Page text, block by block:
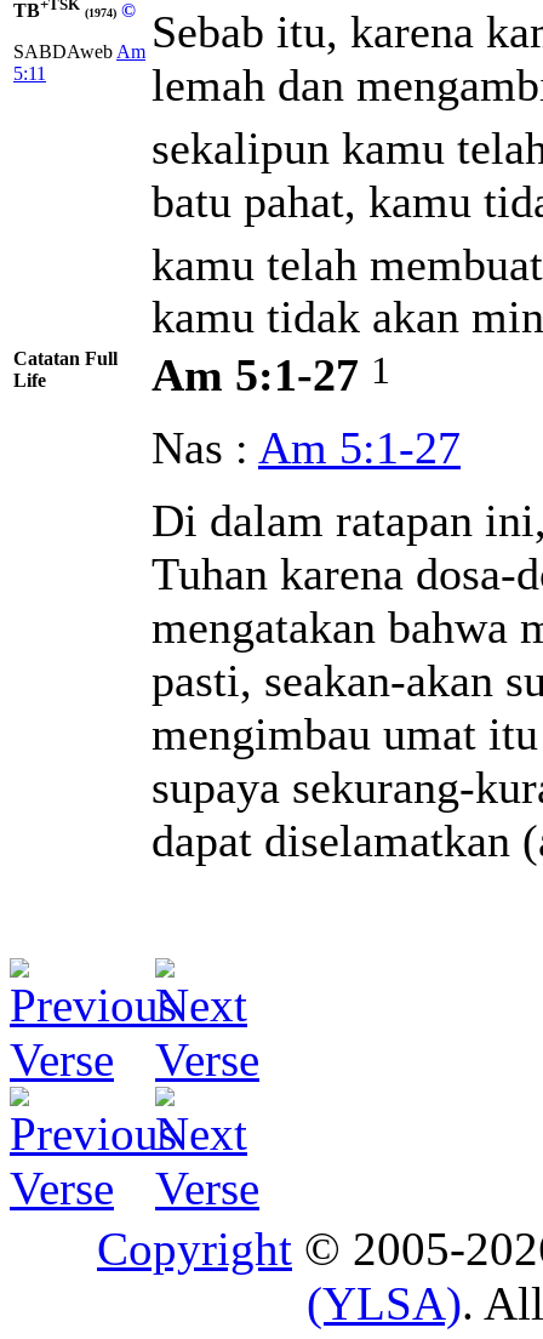
TB+TSK (1974) ©
SABDAweb Am
5:11
Sebab itu, karena
lemah dan
sekalipun kamu
batu pahat, kamu
kamu telah
kamu tidak akan
Catatan Full
Life
Am 5:1-27 1
Nas : Am 5:1-27
Di dalam ratapan
Tuhan karena
mengatakan bahwa
pasti, seakan-akan
mengimbau umat
supaya sekurang-
dapat diselamatkan
Copyright © 2005-
(YLSA).